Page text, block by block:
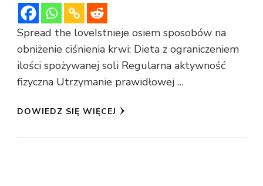
Spread the loveIstnieje osiem sposobów na
obniżenie ciśnienia krwi: Dieta z ograniczeniem
ilości spożywanej soli Regularna aktywność
fizyczna Utrzymanie prawidłowej …
DOWIEDZ SIĘ WIĘCEJ